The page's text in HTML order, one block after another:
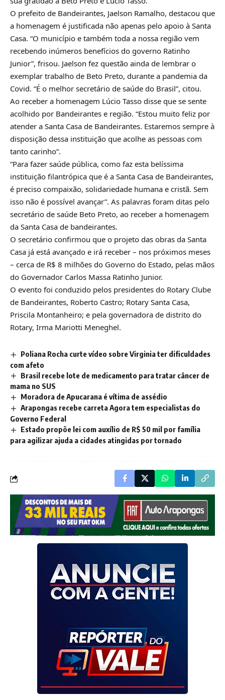
O prefeito de Bandeirantes, Jaelson Ramalho, destacou que
a homenagem é justificada não apenas pelo apoio à Santa
Casa. “O município e também toda a nossa região vem
recebendo inúmeros benefícios do governo Ratinho
Junior”, frisou. Jaelson fez questão ainda de lembrar o
exemplar trabalho de Beto Preto, durante a pandemia da
Covid. “É o melhor secretário de saúde do Brasil”, citou.
Ao receber a homenagem Lúcio Tasso disse que se sente
acolhido por Bandeirantes e região. “Estou muito feliz por
atender a Santa Casa de Bandeirantes. Estaremos sempre à
disposição dessa instituição que acolhe as pessoas com
tanto carinho”.
“Para fazer saúde pública, como faz esta belíssima
instituição filantrópica que é a Santa Casa de Bandeirantes,
é preciso compaixão, solidariedade humana e cristã. Sem
isso não é possível avançar”. As palavras foram ditas pelo
secretário de saúde Beto Preto, ao receber a homenagem
da Santa Casa de bandeirantes.
O secretário confirmou que o projeto das obras da Santa
Casa já está avançado e irá receber – nos próximos meses
– cerca de R$ 8 milhões do Governo do Estado, pelas mãos
do Governador Carlos Massa Ratinho Junior.
O evento foi conduzido pelos presidentes do Rotary Clube
de Bandeirantes, Roberto Castro; Rotary Santa Casa,
Priscila Montanheiro; e pela governadora de distrito do
Rotary, Irma Mariotti Meneghel.
Poliana Rocha curte vídeo sobre Virginia ter dificuldades
com afeto
Brasil recebe lote de medicamento para tratar câncer de
mama no SUS
Moradora de Apucarana é vítima de assédio
Arapongas recebe carreta Agora tem especialistas do
Governo Federal
Estado propõe lei com auxílio de R$ 50 mil por família
para agilizar ajuda a cidades atingidas por tornado